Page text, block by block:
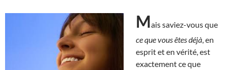
Mais saviez-vous que
ce que vous êtes déjà , en
esprit et en vérité, est
exactement ce que